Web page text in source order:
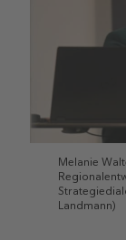
Melanie
Landmann)